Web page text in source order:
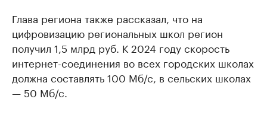
Глава региона также рассказал, что на
цифровизацию региональных школ регион
получил 1,5 млрд руб. К 2024 году скорость
интернет-соединения во всех городских школах
должна составлять 100 Мб/с, в сельских школах
— 50 Мб/с.